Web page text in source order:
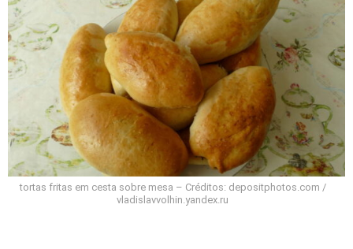
tortas fritas em cesta sobre mesa – Créditos: depositphotos.com /
vladislavvolhin.yandex.ru